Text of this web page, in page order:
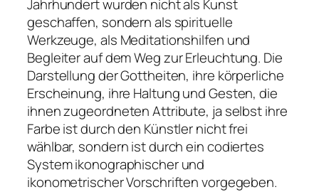
Jahrhundert wurden nicht als Kunst
geschaffen, sondern als spirituelle
Werkzeuge, als Meditationshilfen und
Begleiter auf dem Weg zur Erleuchtung. Die
Darstellung der Gottheiten, ihre körperliche
Erscheinung, ihre Haltung und Gesten, die
ihnen zugeordneten Attribute, ja selbst ihre
Farbe ist durch den Künstler nicht frei
wählbar, sondern ist durch ein codiertes
System ikonographischer und
ikonometrischer Vorschriften vorgegeben.